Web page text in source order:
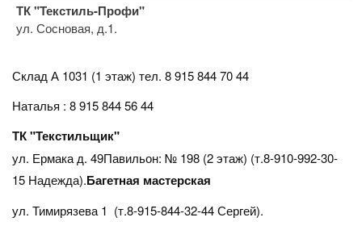
ТК "Текстиль-Профи"
ул. Сосновая, д.1.
Склад А 1031 (1 этаж) тел. 8 915 844 70 44
Наталья : 8 915 844 56 44
ТК "Текстильщик"
ул. Ермака д. 49Павильон: № 198 (2 этаж) (т.8-910-992-30-
15 Надежда).Багетная мастерская
ул. Тимирязева 1 (т.8-915-844-32-44 Сергей).